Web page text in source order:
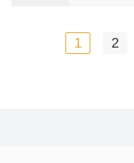
1 2